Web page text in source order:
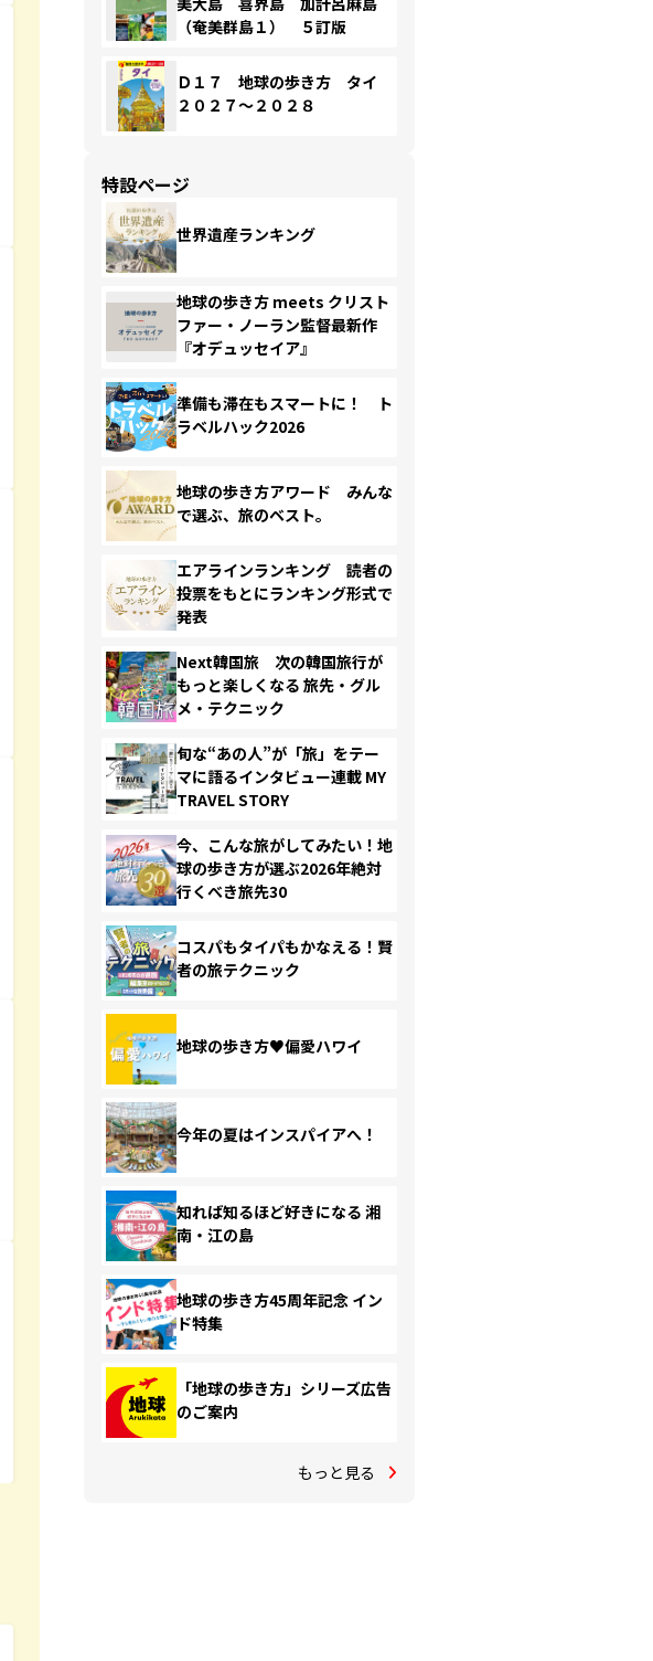
（奄美群島１） ５訂版
Ｄ１７ 地球の歩き方 タイ
２０２７～２０２８
特設ページ
世界遺産ランキング
地球の歩き方 meets クリスト
ファー・ノーラン監督最新作
『オデュッセイア』
準備も滞在もスマートに！ ト
ラベルハック2026
地球の歩き方アワード みんな
で選ぶ、旅のベスト。
エアラインランキング 読者の
投票をもとにランキング形式で
発表
Next韓国旅 次の韓国旅行が
もっと楽しくなる 旅先・グル
メ・テクニック
旬な“あの人”が「旅」をテー
マに語るインタビュー連載 MY
TRAVEL STORY
今、こんな旅がしてみたい！地
球の歩き方が選ぶ2026年絶対
行くべき旅先30
コスパもタイパもかなえる！賢
者の旅テクニック
地球の歩き方♥偏愛ハワイ
今年の夏はインスパイアへ！
知れば知るほど好きになる 湘
南・江の島
地球の歩き方45周年記念 イン
ド特集
「地球の歩き方」シリーズ広告
のご案内
もっと見る